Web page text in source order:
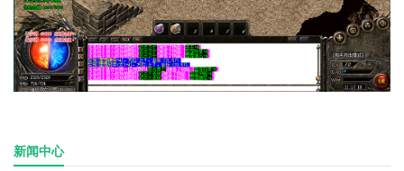
新闻中心